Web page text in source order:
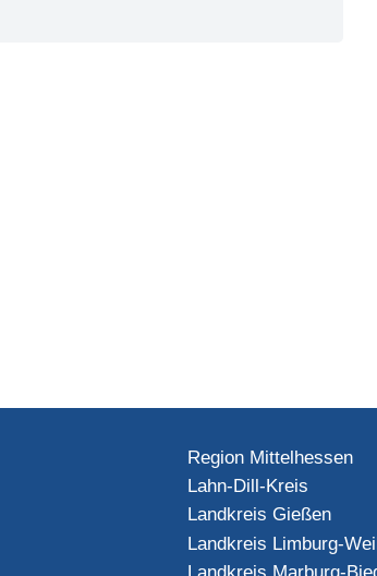
Region Mittelhessen
Lahn-Dill-Kreis
Landkreis Gießen
Landkreis Limburg-